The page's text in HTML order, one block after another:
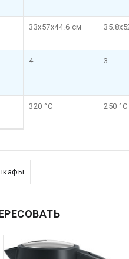
33x57x44.6 см
4 3
320 °C 250 °C